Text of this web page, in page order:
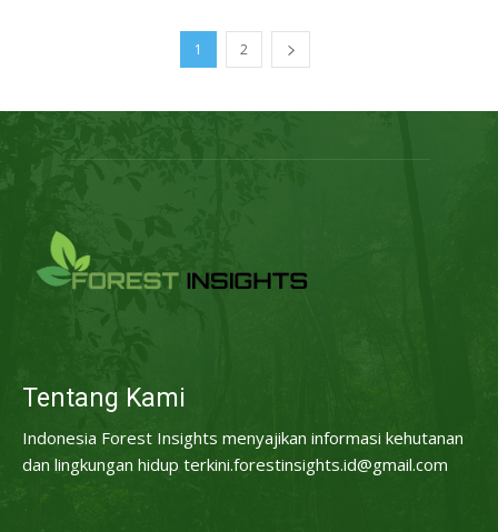
1 2
Tentang Kami
Indonesia Forest Insights menyajikan informasi kehutanan
dan lingkungan hidup terkini.forestinsights.id@gmail.com